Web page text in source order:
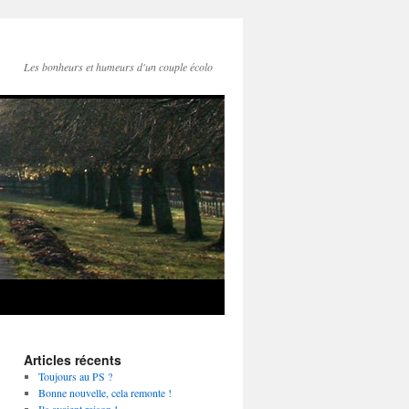
Les bonheurs et humeurs d'un couple écolo
Articles récents
Toujours au PS ?
Bonne nouvelle, cela remonte !